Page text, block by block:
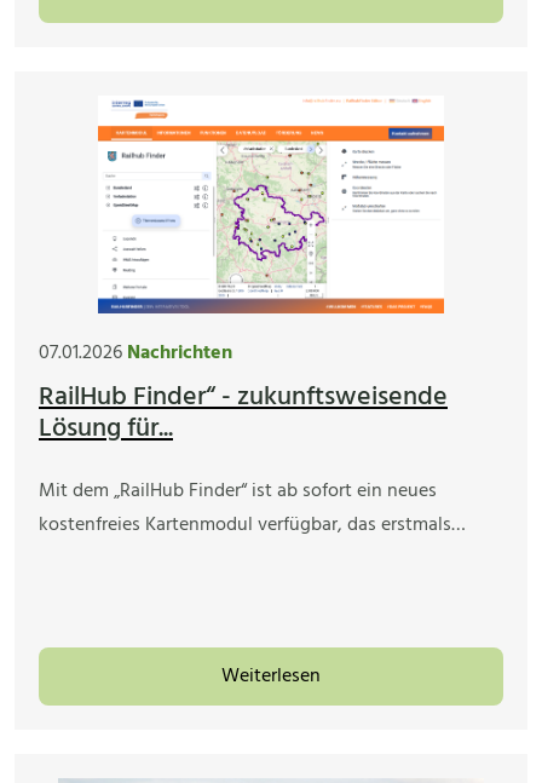
07.01.2026Nachrichten
RailHub Finder“ - zukunftsweisende
Lösung für...
Mit dem „RailHub Finder“ ist ab sofort ein neues
kostenfreies Kartenmodul verfügbar, das erstmals…
Weiterlesen